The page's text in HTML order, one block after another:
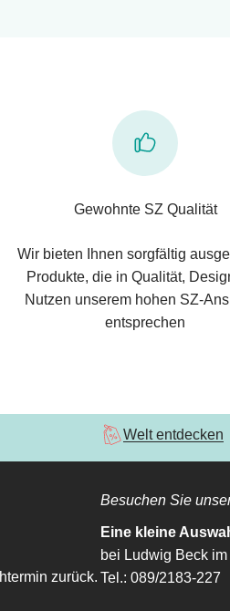
Gewohnte SZ Qualität
Wir bieten Ihnen sorgfältig
Produkte, die in Qualität,
Nutzen unserem hohen SZ-
entsprechen
Welt entdecken
zurück.
Besuchen Sie
Eine kleine
bei Ludwig Beck
Tel.: 089/2183-227